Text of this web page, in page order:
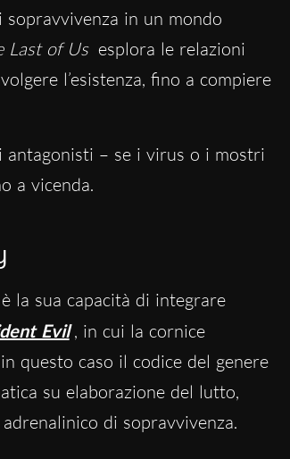
sopravvivenza in un mondo
Last of Us esplora le relazioni
l’esistenza, fino a compiere
– se i virus o i mostri
a vicenda.
è la sua capacità di integrare
Evil , in cui la cornice
questo caso il codice del genere
su elaborazione del lutto,
di sopravvivenza.